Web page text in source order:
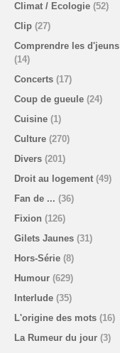
Climat / Ecologie (52)
Clip (27)
Comprendre les d'jeuns
(14)
Concerts (17)
Coup de gueule (24)
Cuisine (1)
Culture (270)
Divers (201)
Droit au logement (49)
Fan de ... (36)
Fixion (126)
Gilets Jaunes (31)
Hors-Série (8)
Humour (629)
Interlude (35)
L'origine des mots (16)
La Rumeur du jour (3)